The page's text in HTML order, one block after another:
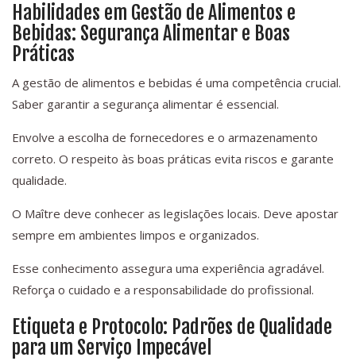
Habilidades em Gestão de Alimentos e
Bebidas: Segurança Alimentar e Boas
Práticas
A gestão de alimentos e bebidas é uma competência crucial.
Saber garantir a segurança alimentar é essencial.
Envolve a escolha de fornecedores e o armazenamento
correto. O respeito às boas práticas evita riscos e garante
qualidade.
O Maître deve conhecer as legislações locais. Deve apostar
sempre em ambientes limpos e organizados.
Esse conhecimento assegura uma experiência agradável.
Reforça o cuidado e a responsabilidade do profissional.
Etiqueta e Protocolo: Padrões de Qualidade
para um Serviço Impecável